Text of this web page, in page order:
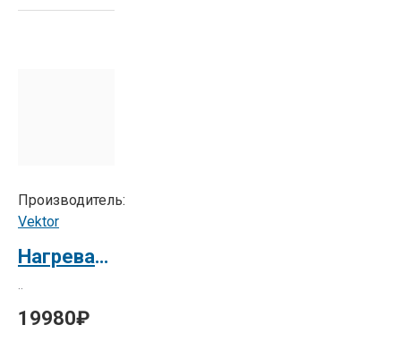
Производитель:
Vektor
Нагревательный элемент для KDFM-720 нижний (металл)
19980₽